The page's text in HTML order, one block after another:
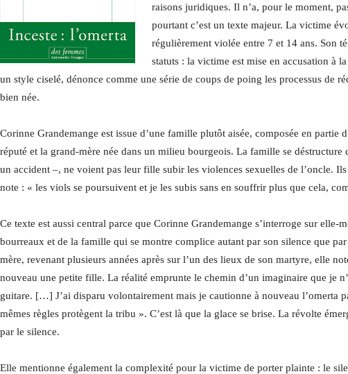
raisons juridiques. Il n’a, pour le moment,
pourtant c’est un texte majeur. La victime
régulièrement violée entre 7 et 14 ans. Son
statuts : la victime est mise en accusation à
un style ciselé, dénonce comme une série de coups de poing les processus de
bien née.
Corinne Grandemange est issue d’une famille plutôt aisée, composée en
réputé et la grand-mère née dans un milieu bourgeois. La famille se
un accident –, ne voient pas leur fille subir les violences sexuelles de l’oncle.
note : « les viols se poursuivent et je les subis sans en souffrir plus que cela,
Ce texte est aussi central parce que Corinne Grandemange s’interroge sur elle-
bourreaux et de la famille qui se montre complice autant par son silence que
mère, revenant plusieurs années après sur l’un des lieux de son martyre, elle
nouveau une petite fille. La réalité emprunte le chemin d’un imaginaire que je
guitare. […] J’ai disparu volontairement mais je cautionne à nouveau
mêmes règles protègent la tribu ». C’est là que la glace se brise. La révolte
par le silence.
Elle mentionne également la complexité pour la victime de porter plainte : le